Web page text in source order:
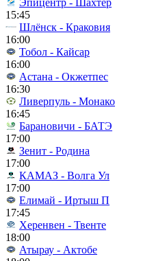
Эпицентр - Шахтёр
15:45
Шлёнск - Краковия
16:00
Тобол - Кайсар
16:00
Астана - Окжетпес
16:30
Ливерпуль - Монако
16:45
Барановичи - БАТЭ
17:00
Зенит - Родина
17:00
КАМАЗ - Волга Ул
17:00
Елимай - Иртыш П
17:45
Херенвен - Твенте
18:00
Атырау - Актобе